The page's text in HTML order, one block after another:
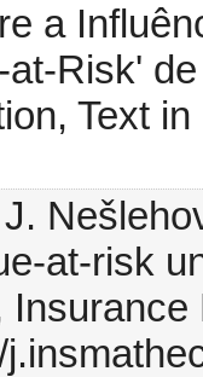
a
Risk'
Text
at-risk